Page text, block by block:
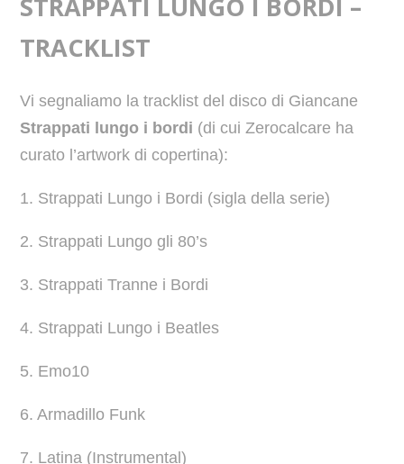
TRACKLIST
Vi segnaliamo la tracklist del disco di Giancane
Strappati lungo i bordi (di cui Zerocalcare ha
curato l’artwork di copertina):
1. Strappati Lungo i Bordi (sigla della serie)
2. Strappati Lungo gli 80’s
3. Strappati Tranne i Bordi
4. Strappati Lungo i Beatles
5. Emo10
6. Armadillo Funk
7. Latina (Instrumental)